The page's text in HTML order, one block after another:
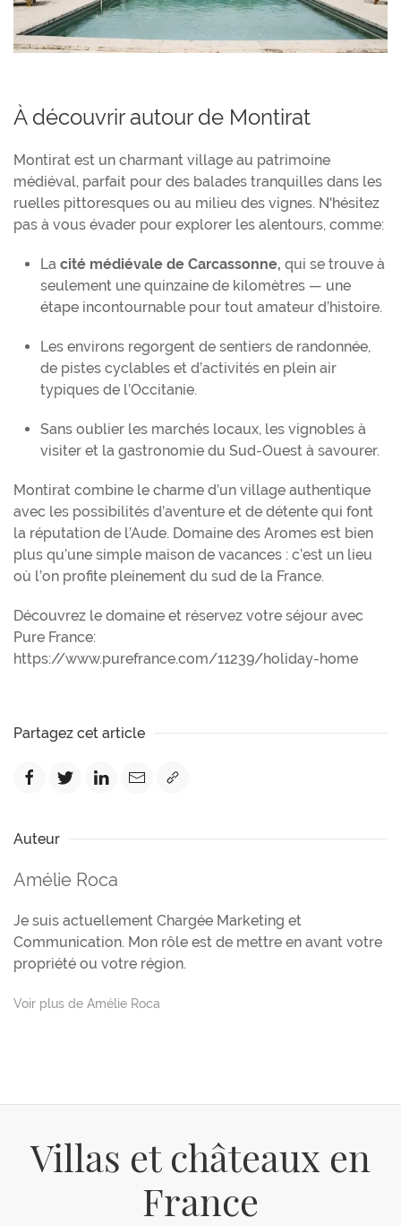
À découvrir autour de Montirat
Montirat est un charmant village au patrimoine
médiéval, parfait pour des balades tranquilles dans les
ruelles pittoresques ou au milieu des vignes. N'hésitez
pas à vous évader pour explorer les alentours, comme:
La cité médiévale de Carcassonne, qui se trouve à
seulement une quinzaine de kilomètres — une
étape incontournable pour tout amateur d’histoire.
Les environs regorgent de sentiers de randonnée,
de pistes cyclables et d’activités en plein air
typiques de l’Occitanie.
Sans oublier les marchés locaux, les vignobles à
visiter et la gastronomie du Sud-Ouest à savourer.
Montirat combine le charme d’un village authentique
avec les possibilités d’aventure et de détente qui font
la réputation de l’Aude. Domaine des Aromes est bien
plus qu’une simple maison de vacances : c’est un lieu
où l’on profite pleinement du sud de la France.
Découvrez le domaine et réservez votre séjour avec
Pure France:
https://www.purefrance.com/11239/holiday-home
Partagez cet article
Auteur
Amélie Roca
Je suis actuellement Chargée Marketing et
Communication. Mon rôle est de mettre en avant votre
propriété ou votre région.
Voir plus de Amélie Roca
Villas et châteaux en
France